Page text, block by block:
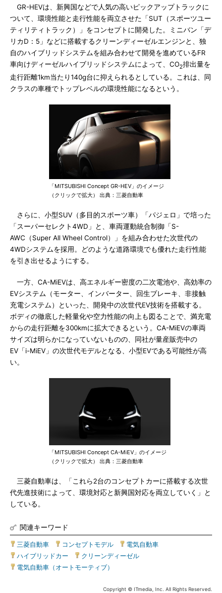
GR-HEVは、新興国などで人気の高いピックアップトラックに
ついて、環境性能と走行性能を両立させた「SUT（スポーツユー
ティリティトラック）」をコンセプトに開発した。ミニバン「デ
リカD：5」などに搭載するクリーンディーゼルエンジンと、独
自のハイブリッドシステムを組み合わせて開発を進めているFR
車向けディーゼルハイブリッドシステムによって、CO2排出量を
走行距離1km当たり140g台に抑えられるとしている。これは、同
クラスの車種でトップレベルの環境性能になるという。
「MITSUBISHI Concept GR-HEV」のイメージ
（クリックで拡大） 出典：三菱自動車
さらに、小型SUV（多目的スポーツ車）「パジェロ」で培った
「スーパーセレクト4WD」と、車両運動統合制御「S-
AWC（Super All Wheel Control）」を組み合わせた次世代の
4WDシステムを採用。どのような道路環境でも優れた走行性能
を引き出せるようにする。
一方、CA-MiEVは、高エネルギー密度の二次電池や、高効率の
EVシステム（モーター、インバーター、回生ブレーキ、非接触
充電システム）といった、開発中の次世代EV技術を搭載する。
ボディの徹底した軽量化や空力性能の向上も図ることで、満充電
からの走行距離を300kmに拡大できるという。CA-MiEVの車両
サイズは明らかになっていないものの、同社が量産販売中の
EV「i-MiEV」の次世代モデルとなる、小型EVである可能性が高
い。
「MITSUBISHI Concept CA-MiEV」のイメージ
（クリックで拡大） 出典：三菱自動車
三菱自動車は、「これら2台のコンセプトカーに搭載する次世
代先進技術によって、環境対応と新興国対応を両立していく」と
している。
関連キーワード
三菱自動車 コンセプトモデル 電気自動車
ハイブリッドカー
クリーンディーゼル
電気自動車（オートモーティブ）
Copyright © ITmedia, Inc. All Rights Reserved.